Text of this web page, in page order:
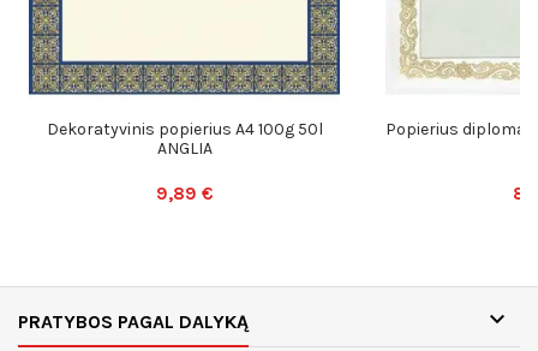
Dekoratyvinis popierius A4 100g 50l
ANGLIA
9,89 €
Popierius
PRATYBOS PAGAL DALYKĄ 